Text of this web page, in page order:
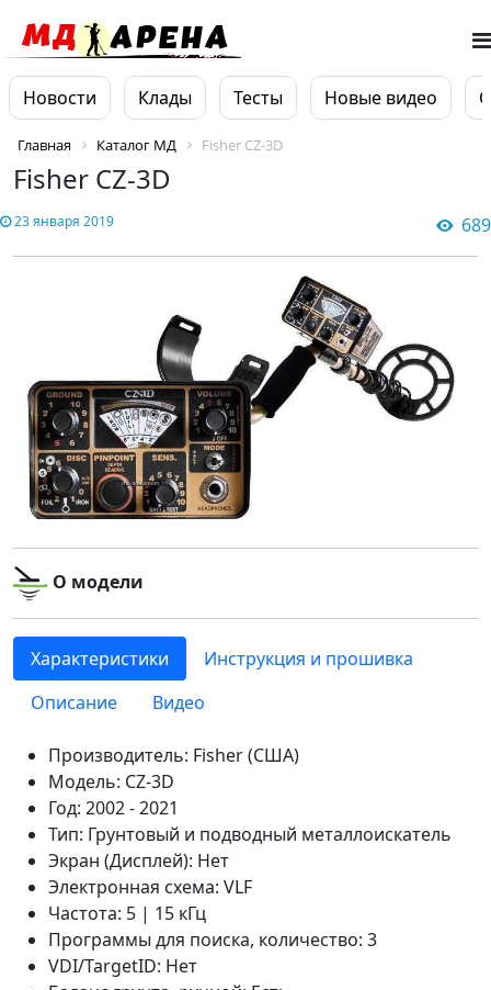
Новости Клады Тесты Новые видео
Главная Каталог МД Fisher CZ-3D
Fisher CZ-3D
23 января 2019 689
О модели
Характеристики
Инструкция и прошивка
Описание
Видео
Производитель: Fisher (США)
Модель: CZ-3D
Год: 2002 - 2021
Тип: Грунтовый и подводный металлоискатель
Экран (Дисплей): Нет
Электронная схема: VLF
Частота: 5 | 15 кГц
Программы для поиска, количество: 3
VDI/TargetID: Нет